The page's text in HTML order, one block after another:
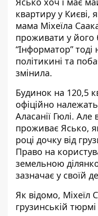
квартиру у Києві,
мама Міхеїла
проживати у його
“Інформатор” тоді
політикині та
змінила.
Будинок на 120,5
офіційно
Аласанії Гюлі.
проживає Ясько,
році дочку від
Право на
земельною
зазначає у своїй
Як відомо, Міхеїл
грузинській